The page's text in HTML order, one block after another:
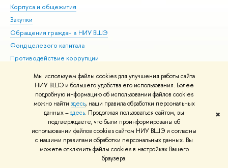
Мы используем файлы cookies для улучшения работы сайта
НИУ ВШЭ и большего удобства его использования. Более
подробную информацию об использовании файлов cookies
можно найти здесь, наши правила обработки персональных
данных –здесь. Продолжая пользоваться сайтом, вы
подтверждаете, что были проинформированы об
использовании файлов cookies сайтом НИУ ВШЭ и согласны
с нашими правилами обработки персональных данных. Вы
можете отключить файлы cookies в настройках Вашего
браузера.
✖
Корпуса и общежития
Закупки
Обращения граждан в НИУ ВШЭ
Фонд целевого капитала
Противодействие коррупции
Сведения о доходах, расходах, об имуществе и
обязательствах имущественного характера
Сведения об образовательной организации
Людям с ограниченными возможностями здоровья
Единая платежная страница
Работа в Вышке